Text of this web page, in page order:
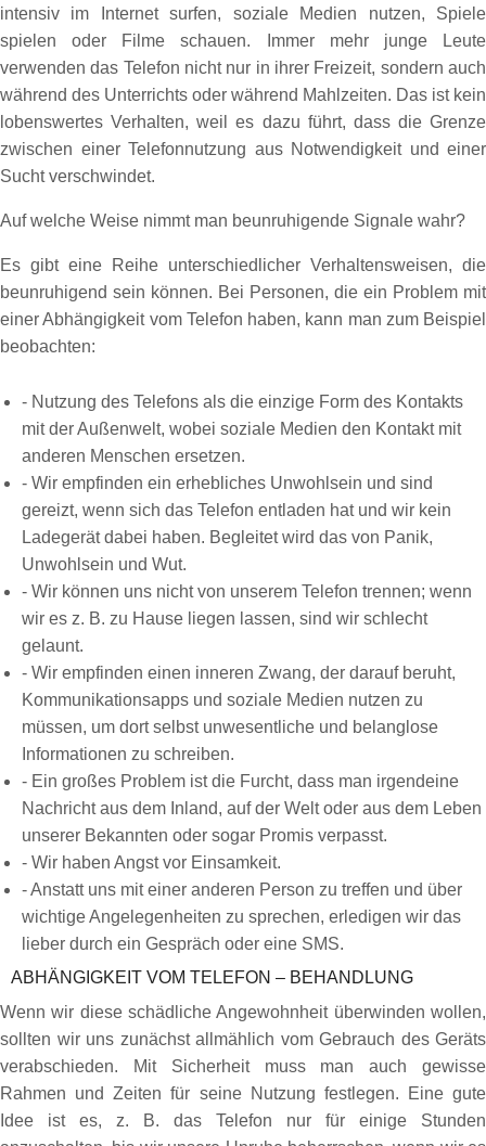
intensiv im Internet surfen, soziale Medien nutzen, Spiele
spielen oder Filme schauen. Immer mehr junge Leute
verwenden das Telefon nicht nur in ihrer Freizeit, sondern auch
während des Unterrichts oder während Mahlzeiten. Das ist kein
lobenswertes Verhalten, weil es dazu führt, dass die Grenze
zwischen einer Telefonnutzung aus Notwendigkeit und einer
Sucht verschwindet.
Auf welche Weise nimmt man beunruhigende Signale wahr?
Es gibt eine Reihe unterschiedlicher Verhaltensweisen, die
beunruhigend sein können. Bei Personen, die ein Problem mit
einer Abhängigkeit vom Telefon haben, kann man zum Beispiel
beobachten:
- Nutzung des Telefons als die einzige Form des Kontakts
mit der Außenwelt, wobei soziale Medien den Kontakt mit
anderen Menschen ersetzen.
- Wir empfinden ein erhebliches Unwohlsein und sind
gereizt, wenn sich das Telefon entladen hat und wir kein
Ladegerät dabei haben. Begleitet wird das von Panik,
Unwohlsein und Wut.
- Wir können uns nicht von unserem Telefon trennen; wenn
wir es z. B. zu Hause liegen lassen, sind wir schlecht
gelaunt.
- Wir empfinden einen inneren Zwang, der darauf beruht,
Kommunikationsapps und soziale Medien nutzen zu
müssen, um dort selbst unwesentliche und belanglose
Informationen zu schreiben.
- Ein großes Problem ist die Furcht, dass man irgendeine
Nachricht aus dem Inland, auf der Welt oder aus dem Leben
unserer Bekannten oder sogar Promis verpasst.
- Wir haben Angst vor Einsamkeit.
- Anstatt uns mit einer anderen Person zu treffen und über
wichtige Angelegenheiten zu sprechen, erledigen wir das
lieber durch ein Gespräch oder eine SMS.
ABHÄNGIGKEIT VOM TELEFON – BEHANDLUNG
Wenn wir diese schädliche Angewohnheit überwinden wollen,
sollten wir uns zunächst allmählich vom Gebrauch des Geräts
verabschieden. Mit Sicherheit muss man auch gewisse
Rahmen und Zeiten für seine Nutzung festlegen. Eine gute
Idee ist es, z. B. das Telefon nur für einige Stunden